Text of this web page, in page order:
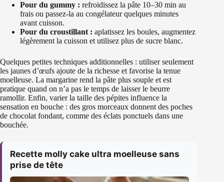
Pour du gummy : refroidissez la pâte 10–30 min au
frais ou passez-la au congélateur quelques minutes
avant cuisson.
Pour du croustillant : aplatissez les boules, augmentez
légèrement la cuisson et utilisez plus de sucre blanc.
Quelques petites techniques additionnelles : utiliser seulement
les jaunes d’œufs ajoute de la richesse et favorise la tenue
moelleuse. La margarine rend la pâte plus souple et est
pratique quand on n’a pas le temps de laisser le beurre
ramollir. Enfin, varier la taille des pépites influence la
sensation en bouche : des gros morceaux donnent des poches
de chocolat fondant, comme des éclats ponctuels dans une
bouchée.
Recette molly cake ultra moelleuse sans
prise de tête